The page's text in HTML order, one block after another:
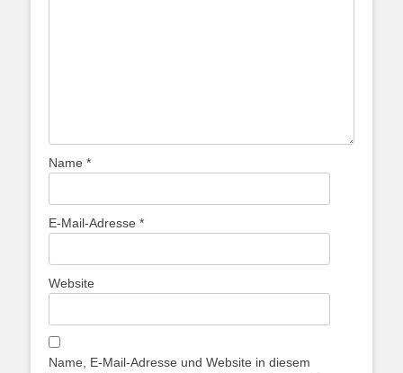
Name *
E-Mail-Adresse *
Website
Name, E-Mail-Adresse und Website in diesem